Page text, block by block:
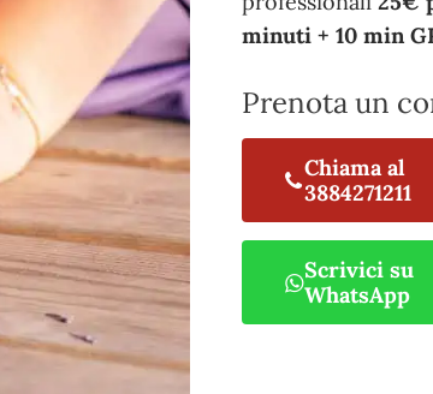
minuti + 10 min
Prenota un
Chiama al
3884271211
Scrivici su
WhatsApp